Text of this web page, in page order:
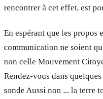
rencontrer à cet effet, est
En espérant que les propos
communication ne soient
non celle Mouvement
Rendez-vous dans
sonde Aussi non ... la terre